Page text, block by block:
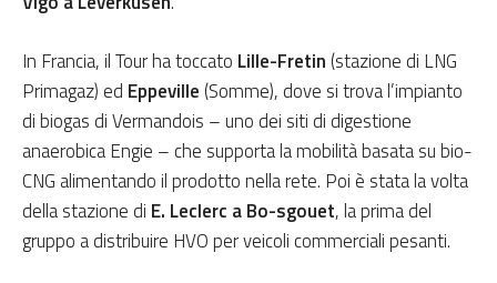
In Francia, il Tour ha toccato Lille-Fretin (stazione di LNG
Primagaz) ed Eppeville (Somme), dove si trova l’impianto
di biogas di Vermandois – uno dei siti di digestione
anaerobica Engie – che supporta la mobilità basata su bio-
CNG alimentando il prodotto nella rete. Poi è stata la volta
della stazione di E. Leclerc a Bo-sgouet, la prima del
gruppo a distribuire HVO per veicoli commerciali pesanti.